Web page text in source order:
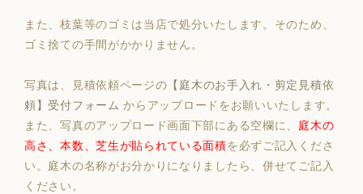
また、枝葉等のゴミは当店で処分いたします。そのため、
ゴミ捨ての手間がかかりません。
写真は、見積依頼ページの 【庭木のお手入れ・剪定見積依
頼】受付フォーム からアップロードをお願いいたします。
また、写真のアップロード画面下部にある空欄に、 庭木の
高さ、本数、芝生が貼られている面積を必ずご記入くださ
い。庭木の名称がお分かりになりましたら、併せてご記入
ください。